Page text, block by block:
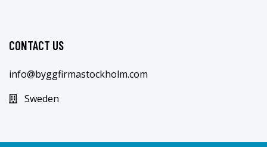
CONTACT US
info@byggfirmastockholm.com
Sweden